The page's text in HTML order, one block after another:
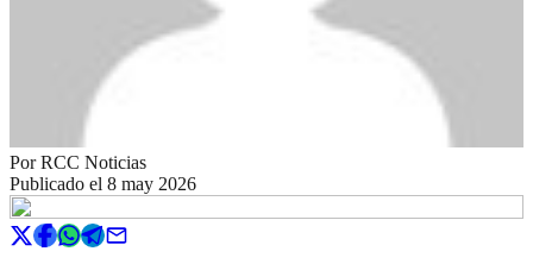
PorRCC Noticias
Publicado el 8 may 2026